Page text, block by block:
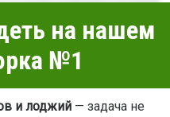
на нашем
№1
и лоджий— задача не